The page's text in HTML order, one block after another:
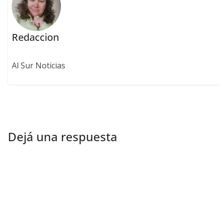
Redaccion
Al Sur Noticias
Dejá una respuesta